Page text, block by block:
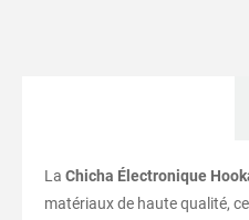
La Chicha Électronique
matériaux de haute qualité, ce